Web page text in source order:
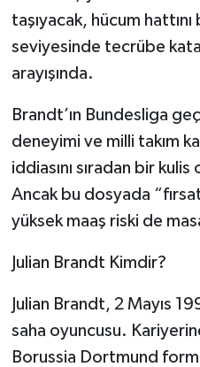
taşıyacak, hücum
seviyesinde tecrübe
arayışında.
Brandt’ın Bundesliga
deneyimi ve milli takım
iddiasını sıradan bir kulis
Ancak bu dosyada
yüksek maaş riski de
Julian Brandt Kimdir?
Julian Brandt, 2 Mayıs
saha oyuncusu.
Borussia Dortmund